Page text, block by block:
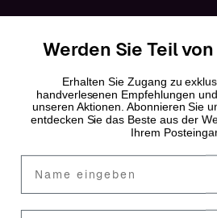
Folge uns
Instagram
LinkedIn
Werden Sie Teil
Erhalten Sie Zugang zu
handverlesenen Empfehlungen
unseren Aktionen. Abonnieren Sie
entdecken Sie das Beste aus der
Ihrem
Fornavn